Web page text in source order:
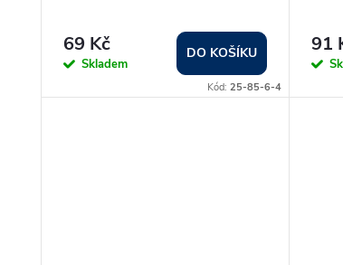
u
o
69 Kč
Skladem
DO KOŠÍKU
Kód:25-85-6-4
91